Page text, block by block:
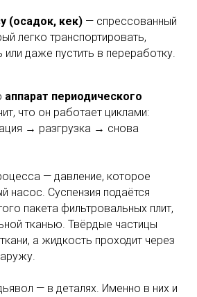
(осадок, кек) — спрессованный
легко транспортировать,
или даже пустить в переработку.
аппарат периодического
что он работает циклами:
→ разгрузка → снова
— давление, которое
насос. Суспензия подаётся
пакета фильтровальных плит,
тканью. Твёрдые частицы
а жидкость проходит через
— в деталях. Именно в них и